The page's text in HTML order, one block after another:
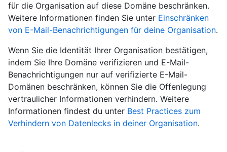
für die Organisation auf diese Domäne beschränken.
Weitere Informationen finden Sie unter Einschränken
von E-Mail-Benachrichtigungen für deine Organisation.
Wenn Sie die Identität Ihrer Organisation bestätigen,
indem Sie Ihre Domäne verifizieren und E-Mail-
Benachrichtigungen nur auf verifizierte E-Mail-
Domänen beschränken, können Sie die Offenlegung
vertraulicher Informationen verhindern. Weitere
Informationen findest du unter Best Practices zum
Verhindern von Datenlecks in deiner Organisation.